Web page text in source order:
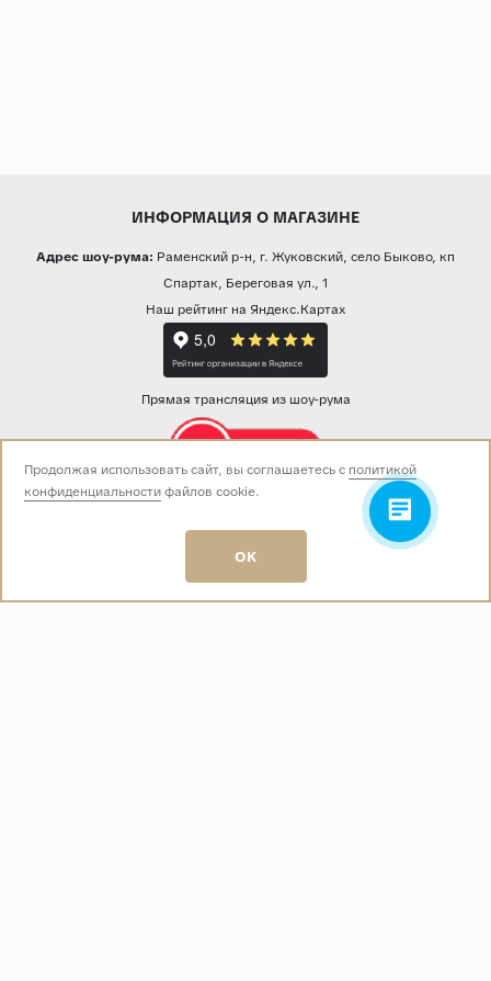
ИНФОРМАЦИЯ О МАГАЗИНЕ
Адрес шоу-рума: Раменский р-н, г. Жуковский, село Быково, кп
Спартак, Береговая ул., 1
Наш рейтинг на Яндекс.Картах
Прямая трансляция из шоу-рума
Звоните нам:
пн-вс 10:00 - 19:00
E-mail:
info@baza-plitki.ru
Продолжая использовать сайт, вы соглашаетесь с политикой
конфиденциальностифайлов cookie.
OK